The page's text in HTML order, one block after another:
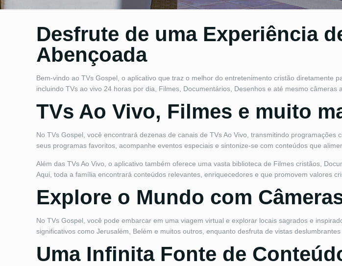
Desfrute de uma Experiência
Abençoada
Bem-vindo ao TVs Gospel, o aplicativo que traz o melhor do entretenimento cristão diretamente
incluindo TVs ao vivo 24 horas por dia, Filmes, Documentários, Desenhos e até mesmo câmeras
TVs Ao Vivo, Filmes e muito
No TVs Gospel, você encontrará dezenas de canais de TVs Ao Vivo, transmitindo
seus programas favoritos, acompanhe eventos especiais e sintonize-se com conteúdos que
Além das TVs Ao Vivo, o aplicativo também oferece uma vasta biblioteca de Filmes cristãos,
Aqui, toda a família encontrará conteúdos relevantes, enriquecedores e que promovem valores
Explore o Mundo com
No TVs Gospel, você pode embarcar em uma viagem virtual e explorar locais sagrados e
significativos como Jerusalém, Belém e muitos outros, enquanto desfruta de vistas
Uma Infinita Fonte de